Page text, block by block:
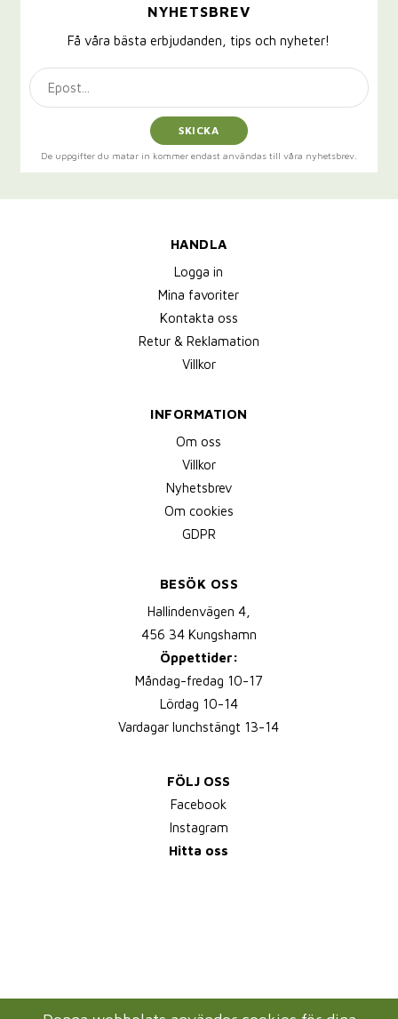
NYHETSBREV
Få våra bästa erbjudanden, tips och nyheter!
SKICKA
De uppgifter du matar in kommer endast användas till våra nyhetsbrev.
HANDLA
Logga in
Mina favoriter
Kontakta oss
Retur & Reklamation
Villkor
INFORMATION
Om oss
Villkor
Nyhetsbrev
Om cookies
GDPR
BESÖK OSS
Hallindenvägen 4,
456 34 Kungshamn
Öppettider:
Måndag-fredag 10-17
Lördag 10-14
Vardagar lunchstängt 13-14
FÖLJ OSS
Facebook
Instagram
Hitta oss